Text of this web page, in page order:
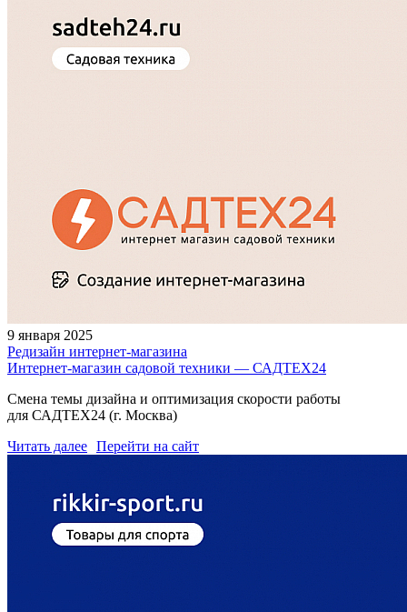
9 января 2025
Редизайн интернет-магазина
Интернет-магазин садовой техники — ​САДТЕХ24
Смена темы дизайна и оптимизация скорости работы
для САДТЕХ24 (г. Москва)
Читать далее Перейти на сайт